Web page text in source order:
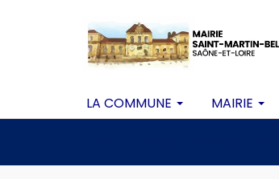
LA COMMUNE MAIRIE